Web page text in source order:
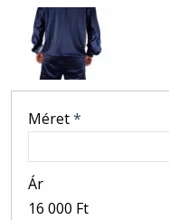
Méret*
Ár
16 000 Ft